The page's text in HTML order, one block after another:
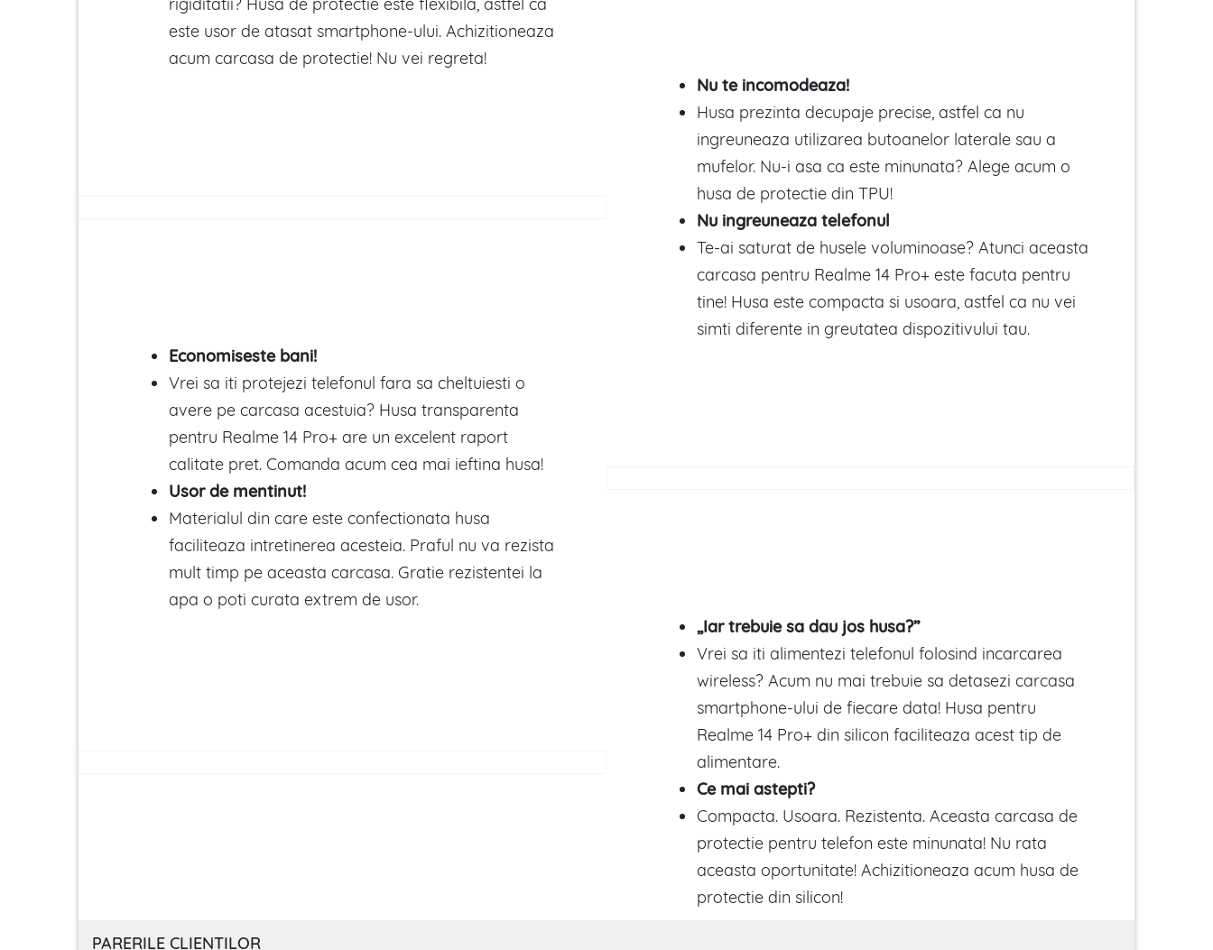
este usor de atasat smartphone-ului. Achizitioneaza
acum carcasa de protectie! Nu vei regreta!
Nu te incomodeaza!
Husa prezinta decupaje precise, astfel ca nu
ingreuneaza utilizarea butoanelor laterale sau a
mufelor. Nu-i asa ca este minunata? Alege acum o
husa de protectie din TPU!
Nu ingreuneaza telefonul
Te-ai saturat de husele voluminoase? Atunci aceasta
carcasa pentru Realme 14 Pro+ este facuta pentru
tine! Husa este compacta si usoara, astfel ca nu vei
simti diferente in greutatea dispozitivului tau.
Economiseste bani!
Vrei sa iti protejezi telefonul fara sa cheltuiesti o
avere pe carcasa acestuia? Husa transparenta
pentru Realme 14 Pro+ are un excelent raport
calitate pret. Comanda acum cea mai ieftina husa!
Usor de mentinut!
Materialul din care este confectionata husa
faciliteaza intretinerea acesteia. Praful nu va rezista
mult timp pe aceasta carcasa. Gratie rezistentei la
apa o poti curata extrem de usor.
„Iar trebuie sa dau jos husa?”
Vrei sa iti alimentezi telefonul folosind incarcarea
wireless? Acum nu mai trebuie sa detasezi carcasa
smartphone-ului de fiecare data! Husa pentru
Realme 14 Pro+ din silicon faciliteaza acest tip de
alimentare.
Ce mai astepti?
Compacta. Usoara. Rezistenta. Aceasta carcasa de
protectie pentru telefon este minunata! Nu rata
aceasta oportunitate! Achizitioneaza acum husa de
protectie din silicon!
PARERILE CLIENTILOR